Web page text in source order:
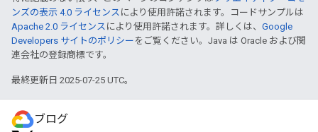
ンズの表示 4.0 ライセンス により使用許諾されます。コードサンプルは
Apache 2.0 ライセンス により使用許諾されます。詳しくは、 Google
Developers サイトのポリシー をご覧ください。Java は Oracle および関
連会社の登録商標です。
最終更新日 2025-07-25 UTC。
ブログ